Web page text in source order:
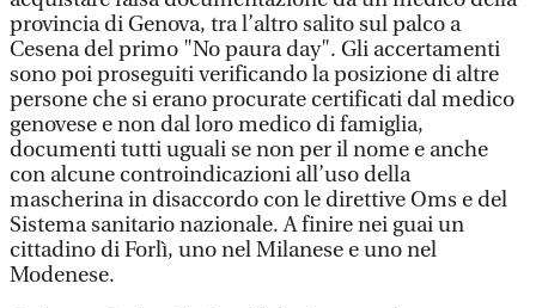
provincia di Genova, tra l’altro salito sul palco a
Cesena del primo "No paura day". Gli accertamenti
sono poi proseguiti verificando la posizione di altre
persone che si erano procurate certificati dal medico
genovese e non dal loro medico di famiglia,
documenti tutti uguali se non per il nome e anche
con alcune controindicazioni all’uso della
mascherina in disaccordo con le direttive Oms e del
Sistema sanitario nazionale. A finire nei guai un
cittadino di Forlì, uno nel Milanese e uno nel
Modenese.